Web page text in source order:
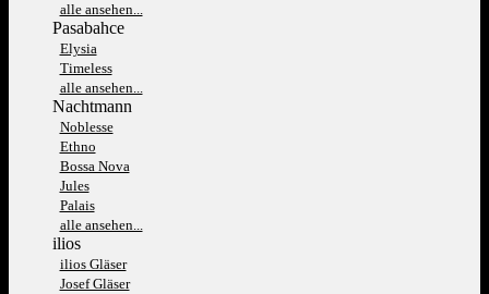
alle ansehen...
Pasabahce
Elysia
Timeless
alle ansehen...
Nachtmann
Noblesse
Ethno
Bossa Nova
Jules
Palais
alle ansehen...
ilios
ilios Gläser
Josef Gläser